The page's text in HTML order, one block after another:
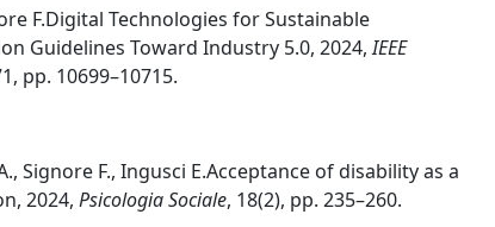
F.Digital Technologies for Sustainable
Guidelines Toward Industry 5.0, 2024,IEEE
pp. 10699–10715.
Signore F., Ingusci E.Acceptance of disability as a
2024, Psicologia Sociale, 18(2), pp. 235–260.